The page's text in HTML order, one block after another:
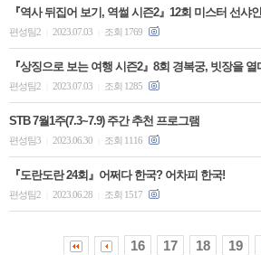
『역사 뒤집어 보기, 역썰 시즌2』12회 미스터 선샤
편성팀2 2023.07.03 조회 1769
『상징으로 보는 여행 시즌2』8회 경복궁, 빗장을 열
편성팀2 2023.07.03 조회 1285
STB 7월1주(7.3~7.9) 주간 추천 프로그램
편성팀3 2023.06.30 조회 1116
『도란도란 24회』어쩌다 한국? 어차피 한국!
편성팀2 2023.06.28 조회 1517
16 17 18 19